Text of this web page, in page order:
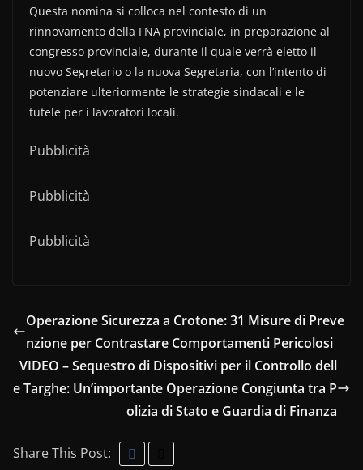
Questa nomina si colloca nel contesto di un
rinnovamento della FNA provinciale, in preparazione al
congresso provinciale, durante il quale verrà eletto il
nuovo Segretario o la nuova Segretaria, con l’intento di
potenziare ulteriormente le strategie sindacali e le
tutele per i lavoratori locali.
Pubblicità
Pubblicità
Pubblicità
Operazione Sicurezza a Crotone: 31 Misure di Preve
nzione per Contrastare Comportamenti Pericolosi
VIDEO – Sequestro di Dispositivi per il Controllo dell
e Targhe: Un’importante Operazione Congiunta tra P
olizia di Stato e Guardia di Finanza
Share This Post: